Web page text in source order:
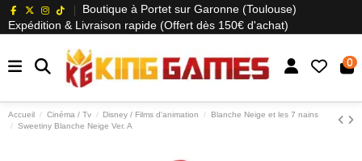
Boutique à Portet sur Garonne (Toulouse)
Expédition & Livraison rapide (Offert dès 150€ d'achat)
0
Accueil Cinéma / Tv Disney / Films d'animation
Blanche Neige et les 7 nains
Sweetiny Blanche Neige Ver. A